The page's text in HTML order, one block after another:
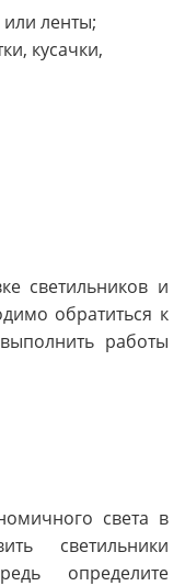
ленты;
кусачки,
светильников и
обратиться к
работы
света в
светильники
определите